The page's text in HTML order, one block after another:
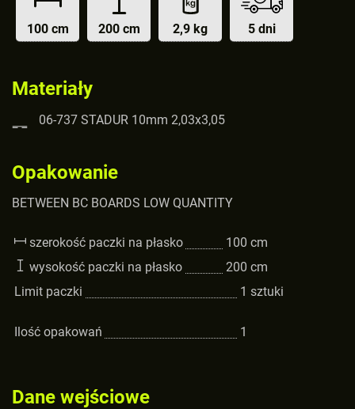
100 cm 200 cm 2,9 kg 5 dni
Materiały
06-737 STADUR 10mm 2,03x3,05
Opakowanie
BETWEEN BC BOARDS LOW QUANTITY
szerokość paczki na płasko 100 cm
wysokość paczki na płasko
200 cm
Limit paczki
1 sztuki
Ilość opakowań 1
Dane wejściowe